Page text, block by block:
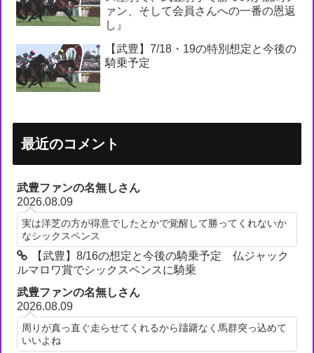
ァン、そして会員さんへの一番の恩返
し』
【武豊】7/18・19の特別想定と今後の
騎乗予定
最近のコメント
武豊ファンの名無しさん
2026.08.09
実は洋芝の方が得意でしたとかで覚醒して勝ってくれないか
なシックスペンス
【武豊】8/16の想定と今後の騎乗予定 仏ジャック
ルマロワ賞でシックスペンスに騎乗
武豊ファンの名無しさん
2026.08.09
周りが真っ直ぐ走らせてくれるから躊躇なく馬群突っ込めて
いいよね